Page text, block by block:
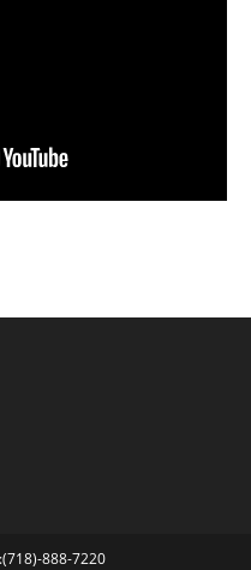
888-7220